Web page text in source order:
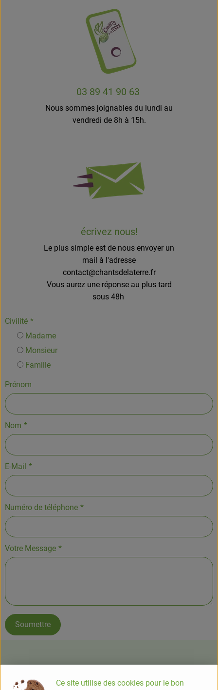
Accessoires et divers
Cosmétique et hygiène
Pour vous
03 89 41 90 63
Nous sommes joignables du lundi au
vendredi de 8h à 15h.
écrivez nous!
Le plus simple est de nous envoyer un
mail à l'adresse
contact@chantsdelaterre.fr
Vous aurez une réponse au plus tard
sous 48h
Civilité *
Madame
Monsieur
Famille
Prénom
Nom *
E-Mail *
Numéro de téléphone *
Votre Message *
Soumettre
Ce site utilise des cookies pour le bon